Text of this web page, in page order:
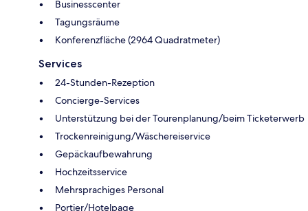
Businesscenter
Tagungsräume
Konferenzfläche (2964 Quadratmeter)
Services
24-Stunden-Rezeption
Concierge-Services
Unterstützung bei der Tourenplanung/beim Ticketerwerb
Trockenreinigung/Wäschereiservice
Gepäckaufbewahrung
Hochzeitsservice
Mehrsprachiges Personal
Portier/Hotelpage